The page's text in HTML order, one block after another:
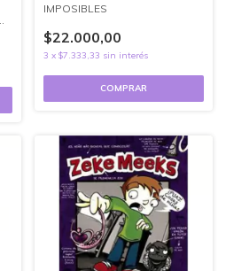
IMPOSIBLES
$22.000,00
3 x $7.333,33 sin interés